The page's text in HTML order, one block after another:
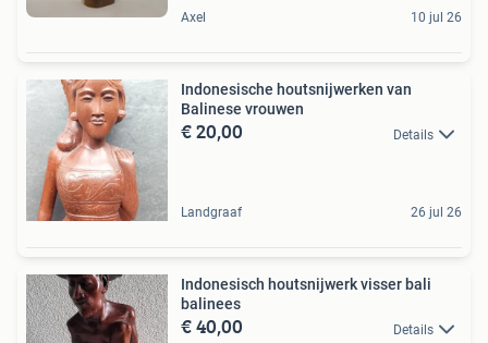
Axel 10 jul 26
Indonesische houtsnijwerken van
Balinese vrouwen
€ 20,00 Details
Landgraaf 26 jul 26
Indonesisch houtsnijwerk visser bali
balinees
€ 40,00 Details